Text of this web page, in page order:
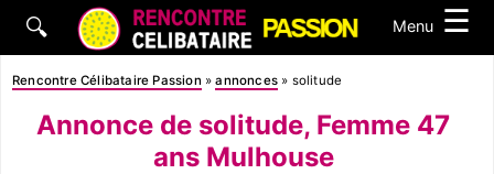
🔍 Menu ☰
Rencontre Célibataire Passion »annonces » solitude
Annonce de solitude, Femme 47
ans Mulhouse